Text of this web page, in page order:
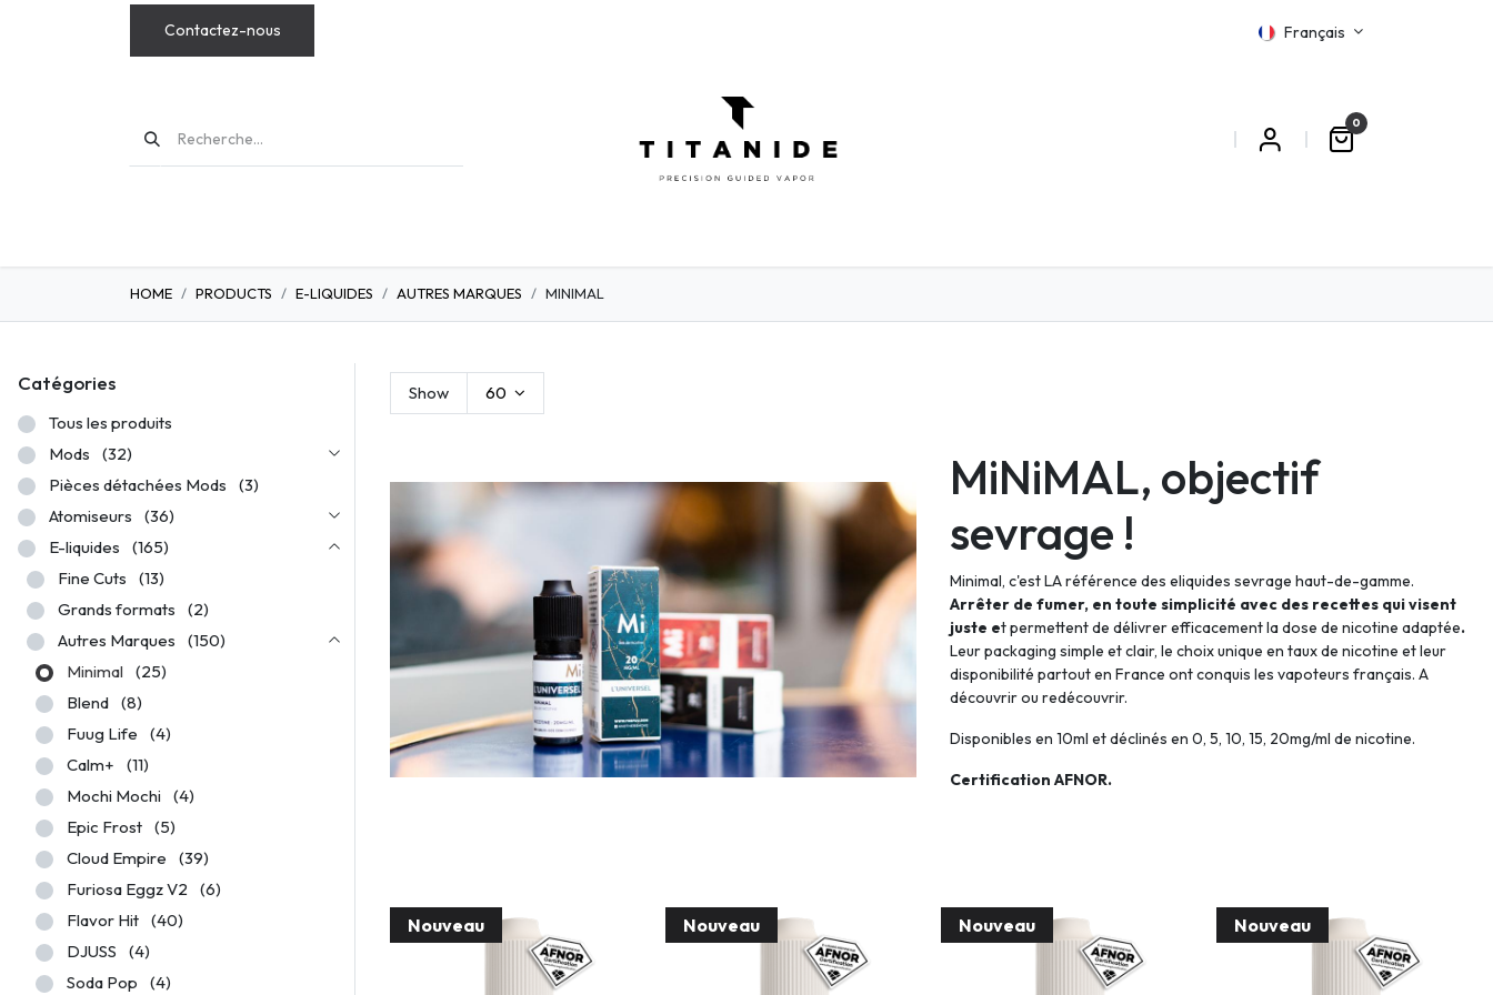
Contactez-nous Français
0
HOME PRODUCTS E-LIQUIDES AUTRES MARQUES MINIMAL
Catégories
Tous les produits
Mods
(32)
Pièces détachées Mods
(3)
Atomiseurs
(36)
E-liquides
(165)
Fine Cuts
(13)
Grands formats
(2)
Autres Marques
(150)
Minimal
(25)
Blend (8)
Fuug Life
(4)
Calm+
(11)
Mochi Mochi (4)
Epic Frost (5)
Cloud Empire
(39)
Furiosa Eggz V2
(6)
Flavor Hit (40)
DJUSS
(4)
Soda Pop
(4)
Show 60
MiNiMAL, objectif
sevrage !
Minimal, c'est LA référence des eliquides sevrage haut-de-gamme.
Arrêter de fumer, en toute simplicité avec des recettes qui visent
juste et permettent de délivrer efficacement la dose de nicotine adaptée.
Leur packaging simple et clair, le choix unique en taux de nicotine et leur
disponibilité partout en France ont conquis les vapoteurs français. A
découvrir ou redécouvrir.
Disponibles en 10ml et déclinés en 0, 5, 10, 15, 20mg/ml de nicotine.
Certification AFNOR.
Nouveau Nouveau Nouveau Nouveau